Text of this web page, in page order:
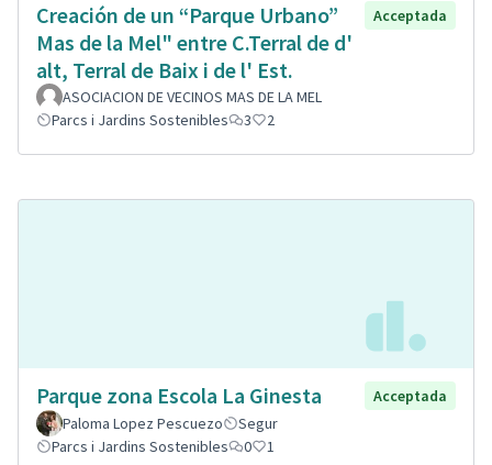
Creación de un “Parque Urbano”
Mas de la Mel" entre C.Terral de d'
alt, Terral de Baix i de l' Est.
Acceptada
ASOCIACION DE VECINOS MAS DE LA MEL
Parcs i Jardins Sostenibles
3 2
Parque zona Escola La Ginesta
Acceptada
Paloma Lopez Pescuezo
Segur
Parcs i Jardins Sostenibles
0 1